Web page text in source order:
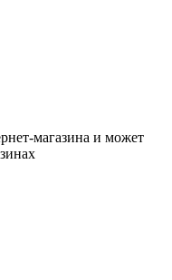
магазина и может